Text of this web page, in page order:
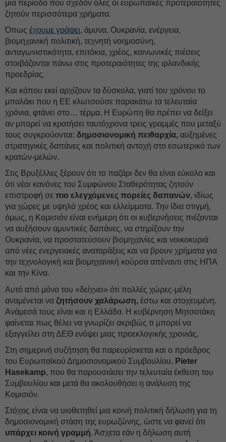
μια περίοδο που σχεδόν όλες οι ευρωπαϊκές προτεραιότητες
ζητούν περισσότερα χρήματα.
Όπως έχουμε γράψει, άμυνα, Ουκρανία, ενέργεια,
βιομηχανική πολιτική, τεχνητή νοημοσύνη,
ανταγωνιστικότητα, επιτόκια, χρέος, κοινωνικές πιέσεις
στοιβάζονται πάνω στις προτεραιότητες της ιρλανδικής
προεδρίας.
Και κάπου εκεί αρχίζουν τα δύσκολα, γιατί του χρόνου το
μπαλάκι που η ΕΕ κλωτσούσε παρακάτω τα τελευταία
χρόνια, φτάνει στο… τέρμα. Η Ευρώπη θα πρέπει να δείξει
αν μπορεί να κρατήσει ταυτόχρονα τρεις γραμμές που μεταξύ
τους συγκρούονται: δημοσιονομική πειθαρχία, αυξημένες
στρατηγικές δαπάνες και πολιτική αντοχή στο εσωτερικό των
κρατών-μελών.
Στις Βρυξέλλες ξέρουν ότι το παζάρι δεν θα είναι εύκολο και
ότι νέοι κανόνες του Συμφώνου Σταθερότητας ζητούν
επιστροφή σε πιο ελεγχόμενες πορείες δαπανών, ιδίως
για χώρες με υψηλό χρέος και ελλείμματα. Την ίδια στιγμή,
όμως, η Κομισιόν είναι ενήμερη ότι οι κυβερνήσεις πιέζονται
να αυξήσουν αμυντικές δαπάνες, να στηρίξουν την
Ουκρανία, να προστατεύσουν βιομηχανίες και νοικοκυριά
από νέες ενεργειακές αναταράξεις και να βρουν χρήματα για
την τεχνολογική και βιομηχανική κούρσα απέναντι στις ΗΠΑ
και την Κίνα.
Αυτό από μόνο του «δείχνει» ότι πολλές χώρες-μέλη
αναμένεται να ζητήσουν χαλάρωση, έστω και στοχευμένη.
Ανάμεσά τους είναι και η Ελλάδα. Η κυβέρνηση Μητσοτάκη
φαίνεται πως θέλει να γνωρίζει ακριβώς τι μπορεί να
εξαγγείλει στη ΔΕΘ ενόψει μιας προεκλογικής χρονιάς.
Στη σημερινή συζήτηση θα παρευρίσκεται και ο πρόεδρος
του Ευρωπαϊκού Δημοσιονομικού Συμβουλίου, Pieter
Hasekamp, που θα παρουσιάσει την τελευταία έκθεση του
Συμβουλίου και μετά θα ακολουθήσει η ανάλυση της
Κομισιόν.
Στόχος είναι να υιοθετηθεί μια κοινή πολιτική δήλωση για τη
δημοσιονομική στάση της ευρωζώνης, ώστε να φανεί ότι
υπάρχει κοινή γραμμή. Άσχετα εάν η δήλωση αυτή